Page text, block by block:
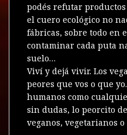
podés refutar
el cuero ecológico no
fábricas, sobre todo en
contaminar cada puta
suelo…
Viví y dejá vivir. Los
peores que vos o que
humanos como
sin dudas, lo peorcito
veganos, vegetarianos